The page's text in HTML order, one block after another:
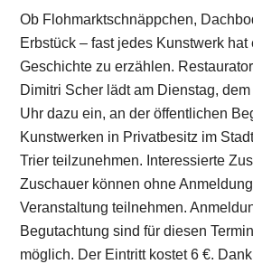
Ob Flohmarktschnäppchen,
Erbstück – fast jedes Kunstwerk
Geschichte zu erzählen.
Dimitri Scher lädt am Dienstag,
Uhr dazu ein, an der öffentlichen
Kunstwerken in Privatbesitz im
Trier teilzunehmen. Interessierte
Zuschauer können ohne
Veranstaltung teilnehmen.
Begutachtung sind für diesen
möglich. Der Eintritt kostet 6 €.